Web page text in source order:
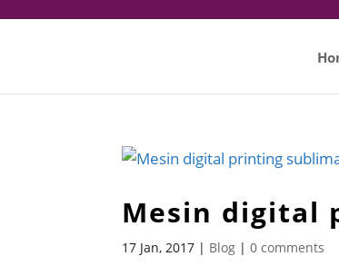
Mesin digital
17 Jan, 2017 | Blog |0 comments